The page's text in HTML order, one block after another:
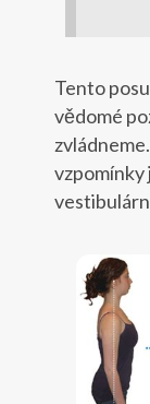
Tento
vědomé
vzpomínky